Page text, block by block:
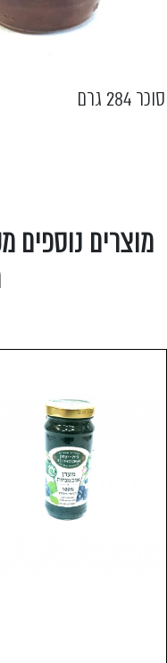
סוכר 284 גרם
מוצרים נוספים